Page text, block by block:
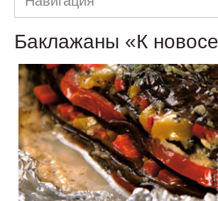
Баклажаны «К